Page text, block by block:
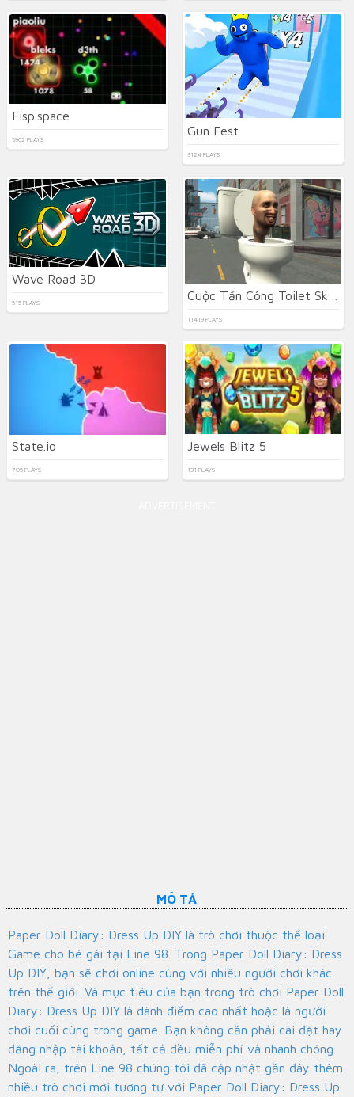
Fisp.space
5962 PLAYS
Gun Fest
3124 PLAYS
Wave Road 3D
515 PLAYS
11419 PLAYS
State.io
705 PLAYS
Jewels Blitz 5
131 PLAYS
MÔ TẢ
Paper Doll Diary: Dress Up DIY là trò chơi thuộc thể loại
Game cho bé gái tại Line 98. Trong Paper Doll Diary: Dress
Up DIY, bạn sẽ chơi online cùng với nhiều người chơi khác
trên thế giới. Và mục tiêu của bạn trong trò chơi Paper Doll
Diary: Dress Up DIY là dành điểm cao nhất hoặc là người
chơi cuối cùng trong game. Bạn không cần phải cài đặt hay
đăng nhập tài khoản, tất cả đều miễn phí và nhanh chóng.
Ngoài ra, trên Line 98 chúng tôi đã cập nhật gần đây thêm
nhiều trò chơi mới tương tự với Paper Doll Diary: Dress Up